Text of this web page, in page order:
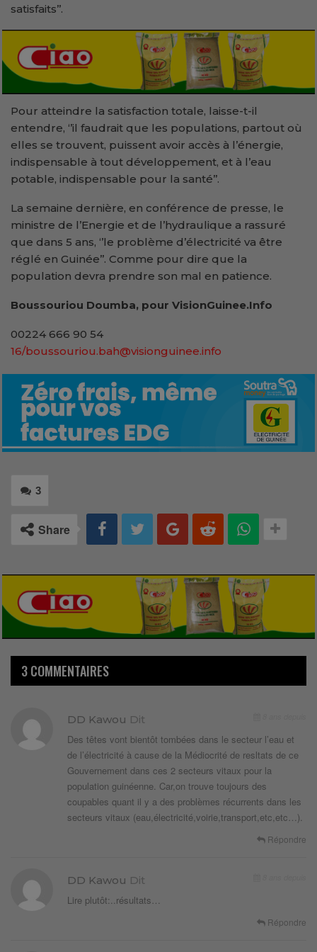
satisfaits’’.
Pour atteindre la satisfaction totale, laisse-t-il
entendre, ‘’il faudrait que les populations, partout où
elles se trouvent, puissent avoir accès à l’énergie,
indispensable à tout développement, et à l’eau
potable, indispensable pour la santé’’.
La semaine dernière, en conférence de presse, le
ministre de l’Energie et de l’hydraulique a rassuré
que dans 5 ans, ‘’le problème d’électricité va être
réglé en Guinée’’. Comme pour dire que la
population devra prendre son mal en patience.
Boussouriou Doumba, pour VisionGuinee.Info
00224 666 90 54
16/boussouriou.bah@visionguinee.info
3
Share
3 COMMENTAIRES
DD Kawou Dit
Des têtes vont bientôt tombées dans le secteur l’eau et
de l’électricité à cause de la Médiocrité de resltats de ce
Gouvernement dans ces 2 secteurs vitaux pour la
population guinéenne. Car,on trouve toujours des
coupables quant il y a des problèmes récurrents dans les
secteurs vitaux (eau,électricité,voirie,transport,etc,etc…).
Répondre
DD Kawou Dit
Lire plutôt:..résultats…
Répondre